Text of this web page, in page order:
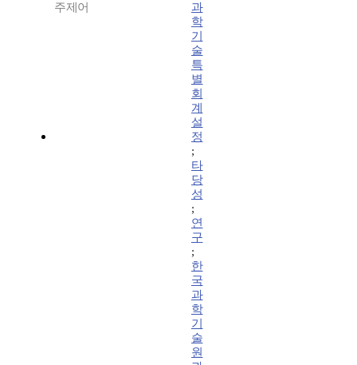
주제어
과
학
기
술
특
별
회
계
설
정
;
타
당
성
;
연
구
;
한
국
과
학
기
술
원